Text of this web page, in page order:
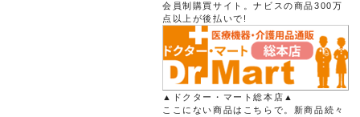
会員制購買サイト。ナビスの商品300万
点以上が後払いで!
▲ドクター・マート総本店▲
ここにない商品はこちらで。新商品続々